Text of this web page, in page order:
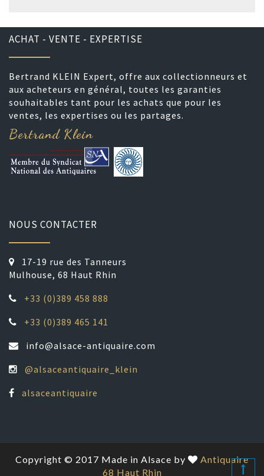
ACHAT - VENTE - EXPERTISE
Bertrand KLEIN Expert, offre aux collectionneurs et
aux acheteurs en général, toutes les garanties
souhaitables tant pour les achats que pour les
ventes, les expertises ou les partages.
Bertrand Klein
NOUS CONTACTER
17-19 rue des Tanneurs
Mulhouse, 68 Haut Rhin
+33 (0)389 458 888
+33 (0)389 465 141
info@alsace-antiquaire.com
@alsaceantiquaire_klein
alsaceantiquaire
Copyright © 2017 Made in Alsace by
Antiquaire
68 Haut Rhin